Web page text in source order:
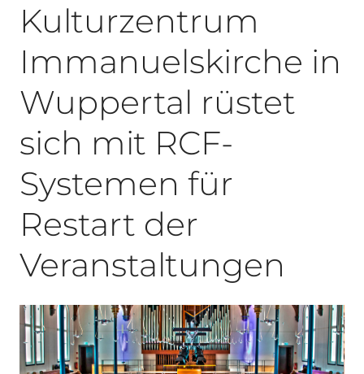
Kulturzentrum
Immanuelskirche in
Wuppertal rüstet
sich mit RCF-
Systemen für
Restart der
Veranstaltungen